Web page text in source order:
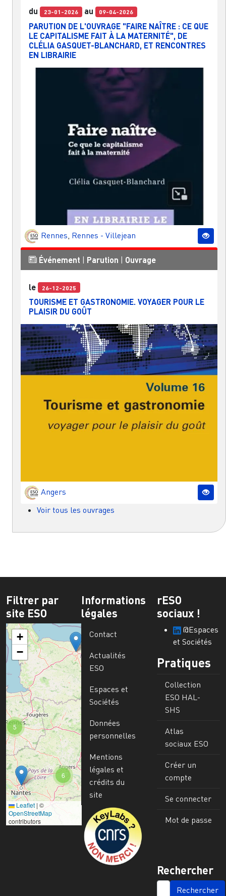
du 23-01-2026 au 09-04-2026
PARUTION DE L'OUVRAGE "FAIRE NAÎTRE : CE QUE
LE CAPITALISME FAIT À LA MATERNITÉ", DE
CLÉLIA GASQUET-BLANCHARD, ET RENCONTRES
EN LIBRAIRIE
Rennes Rennes - Villejean
Événement | Parution | Ouvrage
le 26-12-2025
TOURISME ET GASTRONOMIE. VOYAGER POUR LE
PLAISIR DU GOÛT
Angers
Voir tous les ouvrages
Filtrer par
site ESO
6
5
+
−
Leaflet | ©
OpenStreetMap
contributors
Informations
légales
Contact
Actualités
ESO
Espaces et
Sociétés
Données
personnelles
Mentions
légales et
crédits du
site
Image
rESO
sociaux !
@Espaces
et Sociétés
Pratiques
Collection
ESO HAL-
SHS
Atlas
sociaux ESO
Créer un
compte
Se connecter
Mot de passe
Rechercher
SEARCH